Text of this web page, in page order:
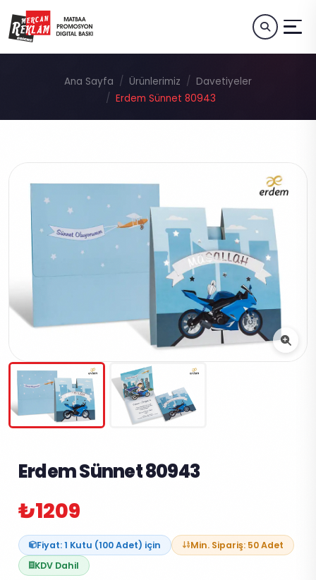
Ana Sayfa Ürünlerimiz
Davetiyeler
Erdem Sünnet 80943
Erdem Sünnet 80943
₺1209
Fiyat: 1 Kutu (100 Adet) için
Min. Sipariş: 50 Adet
KDV Dahil